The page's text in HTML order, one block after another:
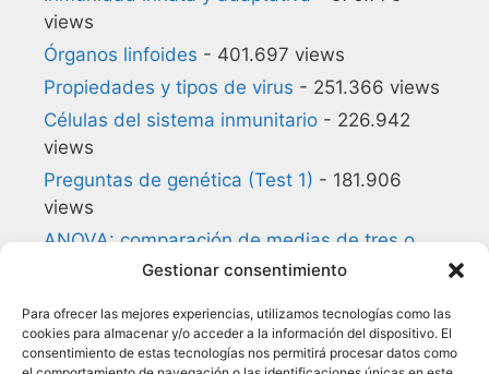
Gestionar consentimiento
Para ofrecer las mejores experiencias, utilizamos tecnologías como las
cookies para almacenar y/o acceder a la información del dispositivo. El
consentimiento de estas tecnologías nos permitirá procesar datos como
views
Órganos linfoides - 401.697 views
Propiedades y tipos de virus - 251.366 views
Células del sistema inmunitario - 226.942
views
Preguntas de genética (Test 1) - 181.906
views
ANOVA: comparación de medias de tres o
más grupos- 180.857 views
140.168 views
Glosario de Inmunología- 134.954 views